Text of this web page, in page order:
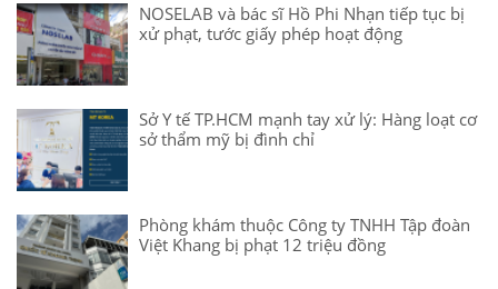
NOSELAB và bác sĩ Hồ Phi Nhạn tiếp tục bị
xử phạt, tước giấy phép hoạt động
Sở Y tế TP.HCM mạnh tay xử lý: Hàng loạt cơ
sở thẩm mỹ bị đình chỉ
Phòng khám thuộc Công ty TNHH Tập đoàn
Việt Khang bị phạt 12 triệu đồng